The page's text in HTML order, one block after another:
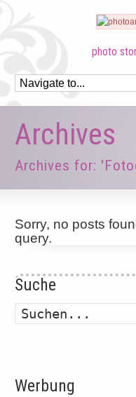
photo
Archives
Archives for:
Sorry, no posts
query.
Suche
Werbung